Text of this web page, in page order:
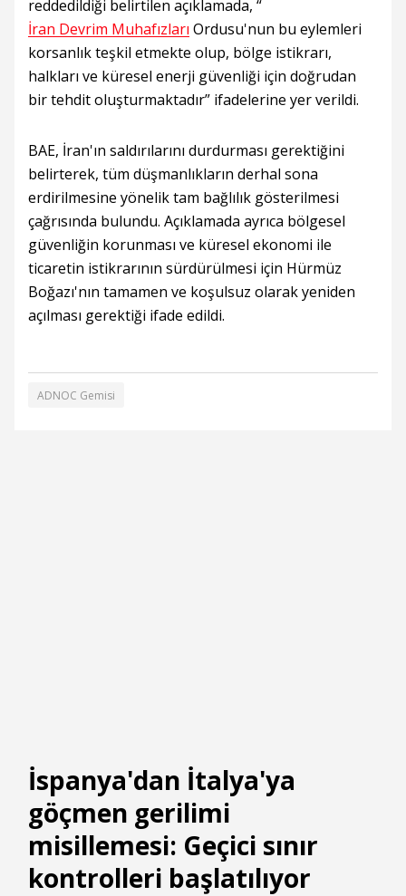
reddedildiği belirtilen açıklamada, “
İran Devrim Muhafızları Ordusu'nun bu eylemleri
korsanlık teşkil etmekte olup, bölge istikrarı,
halkları ve küresel enerji güvenliği için doğrudan
bir tehdit oluşturmaktadır” ifadelerine yer verildi.
BAE, İran'ın saldırılarını durdurması gerektiğini
belirterek, tüm düşmanlıkların derhal sona
erdirilmesine yönelik tam bağlılık gösterilmesi
çağrısında bulundu. Açıklamada ayrıca bölgesel
güvenliğin korunması ve küresel ekonomi ile
ticaretin istikrarının sürdürülmesi için Hürmüz
Boğazı'nın tamamen ve koşulsuz olarak yeniden
açılması gerektiği ifade edildi.
ADNOC Gemisi
İspanya'dan İtalya'ya
göçmen gerilimi
misillemesi: Geçici sınır
kontrolleri başlatılıyor